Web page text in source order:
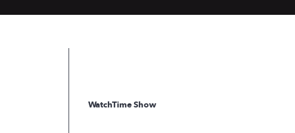
WatchTime Show